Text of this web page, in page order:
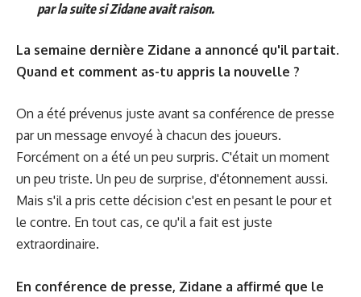
par la suite si Zidane avait raison.
La semaine dernière Zidane a annoncé qu'il partait.
Quand et comment as-tu appris la nouvelle ?
On a été prévenus juste avant sa conférence de presse
par un message envoyé à chacun des joueurs.
Forcément on a été un peu surpris. C'était un moment
un peu triste. Un peu de surprise, d'étonnement aussi.
Mais s'il a pris cette décision c'est en pesant le pour et
le contre. En tout cas, ce qu'il a fait est juste
extraordinaire.
En conférence de presse, Zidane a affirmé que le